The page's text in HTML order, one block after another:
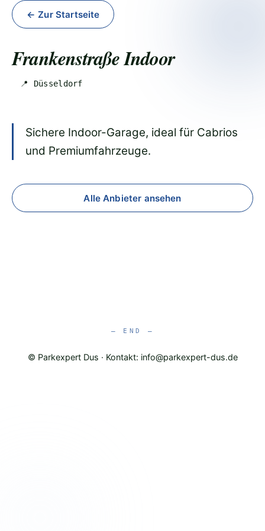
← Zur Startseite
Frankenstraße Indoor
📍 Düsseldorf
Sichere Indoor-Garage, ideal für Cabrios
und Premiumfahrzeuge.
Alle Anbieter ansehen
© Parkexpert Dus · Kontakt: info@parkexpert-dus.de